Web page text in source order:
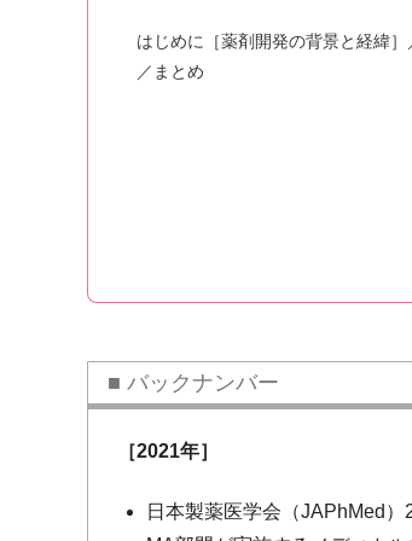
はじめに［薬剤開発の背景と経緯
／まとめ
バックナンバー
［2021年］
日本製薬医学会（JAPhMed）